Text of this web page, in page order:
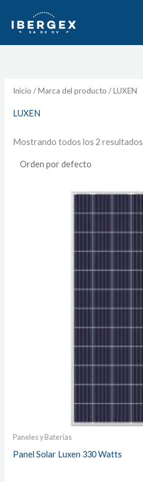
Inicio / Marca del producto / LUXEN
LUXEN
Mostrando todos los 2 resultados
Paneles y Baterías
Panel Solar Luxen 330 Watts